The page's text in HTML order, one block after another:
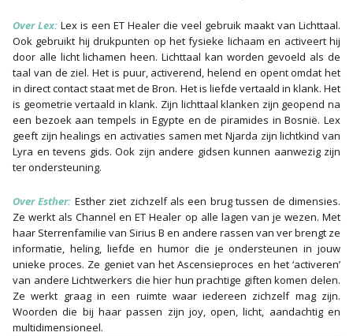
Over Lex: Lex is een ET Healer die veel gebruik maakt van Lichttaal.
Ook gebruikt hij drukpunten op het fysieke lichaam en activeert hij
door alle licht lichamen heen. Lichttaal kan worden gevoeld als de
taal van de ziel. Het is puur, activerend, helend en opent omdat het
in direct contact staat met de Bron. Het is liefde vertaald in klank. Het
is geometrie vertaald in klank. Zijn lichttaal klanken zijn geopend na
een bezoek aan tempels in Egypte en de piramides in Bosnië. Lex
geeft zijn healings en activaties samen met Njarda zijn lichtkind van
Lyra en tevens gids. Ook zijn andere gidsen kunnen aanwezig zijn
ter ondersteuning.
Over Esther: Esther ziet zichzelf als een brug tussen de dimensies.
Ze werkt als Channel en ET Healer op alle lagen van je wezen. Met
haar Sterrenfamilie van Sirius B en andere rassen van ver brengt ze
informatie, heling, liefde en humor die je ondersteunen in jouw
unieke proces. Ze geniet van het Ascensieproces en het ‘activeren’
van andere Lichtwerkers die hier hun prachtige giften komen delen.
Ze werkt graag in een ruimte waar iedereen zichzelf mag zijn.
Woorden die bij haar passen zijn joy, open, licht, aandachtig en
multidimensioneel.